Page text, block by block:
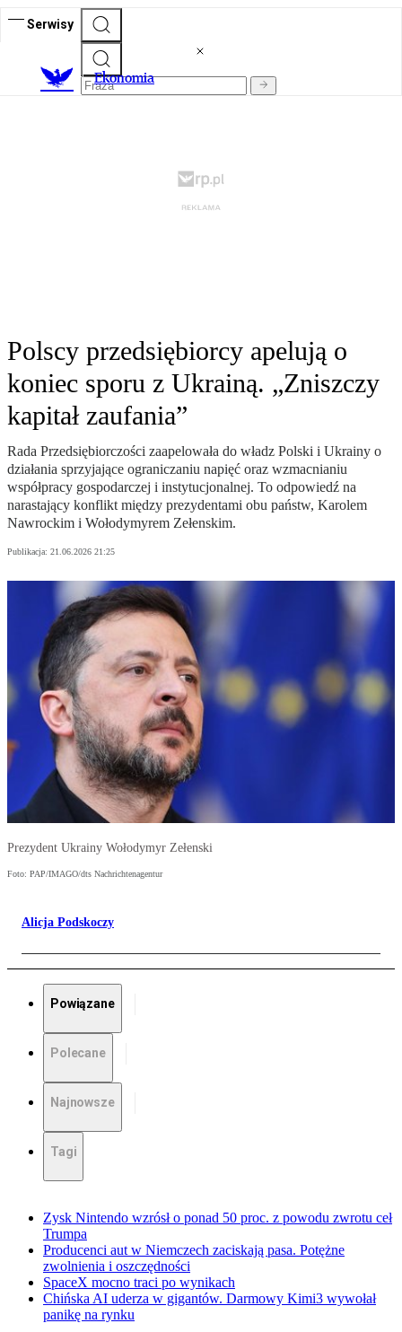
Serwisy
Ekonomia
Polscy przedsiębiorcy apelują o
koniec sporu z Ukrainą. „Zniszczy
kapitał zaufania”
Rada Przedsiębiorczości zaapelowała do władz Polski i Ukrainy o
działania sprzyjające ograniczaniu napięć oraz wzmacnianiu
współpracy gospodarczej i instytucjonalnej. To odpowiedź na
narastający konflikt między prezydentami obu państw, Karolem
Nawrockim i Wołodymyrem Zełenskim.
Publikacja: 21.06.2026 21:25
Prezydent Ukrainy Wołodymyr Zełenski
Foto: PAP/IMAGO/dts Nachrichtenagentur
Alicja Podskoczy
Powiązane
Polecane
Najnowsze
Tagi
Zysk Nintendo wzrósł o ponad 50 proc. z powodu zwrotu ceł
Trumpa
Producenci aut w Niemczech zaciskają pasa. Potężne
zwolnienia i oszczędności
SpaceX mocno traci po wynikach
Chińska AI uderza w gigantów. Darmowy Kimi3 wywołał
panikę na rynku